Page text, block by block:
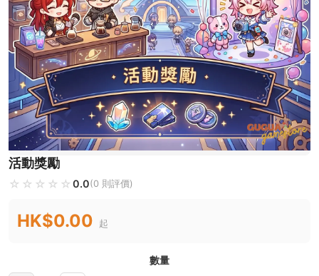
活動獎勵
☆☆☆☆☆
★★★★★ 0.0(0 則評價)
HK$0.00 起
數量